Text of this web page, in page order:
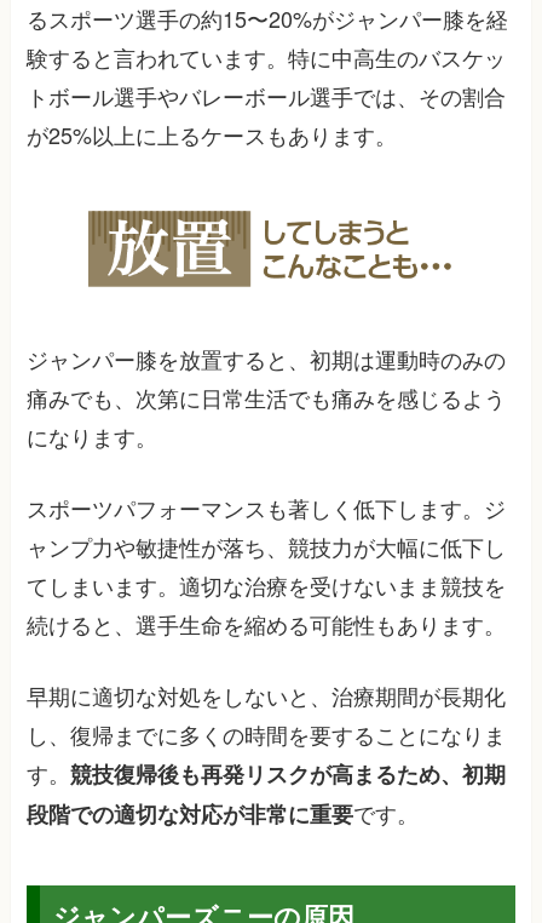
るスポーツ選手の約15〜20%がジャンパー膝を経
験すると言われています。特に中高生のバスケッ
トボール選手やバレーボール選手では、その割合
が25%以上に上るケースもあります。
ジャンパー膝を放置すると、初期は運動時のみの
痛みでも、次第に日常生活でも痛みを感じるよう
になります。
スポーツパフォーマンスも著しく低下します。ジ
ャンプ力や敏捷性が落ち、競技力が大幅に低下し
てしまいます。適切な治療を受けないまま競技を
続けると、選手生命を縮める可能性もあります。
早期に適切な対処をしないと、治療期間が長期化
し、復帰までに多くの時間を要することになりま
す。競技復帰後も再発リスクが高まるため、初期
段階での適切な対応が非常に重要です。